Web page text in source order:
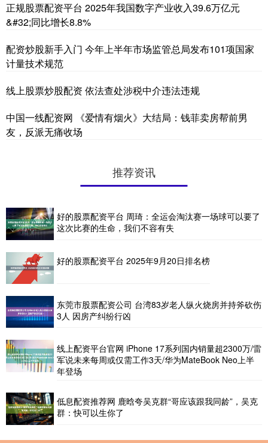
正规股票配资平台 2025年我国数字产业收入39.6万亿元
&#32;同比增长8.8%
配资炒股新手入门 今年上半年市场监管总局发布101项国家
计量技术规范
线上股票炒股配资 依法查处涉税中介违法违规
中国一线配资网 《爱情有烟火》大结局：钱菲卖房帮前男
友，反派无痛收场
推荐资讯
好的股票配资平台 周琦：全运会淘汰赛一场球可以要了
这次比赛的生命，我们不容有失
好的股票配资平台 2025年9月20日排名榜
东莞市股票配资公司 台湾83岁老人纵火烧房并持斧砍伤
3人 因房产纠纷行凶
线上配资平台官网 iPhone 17系列国内销量超2300万/雷
军说未来每周或仅需工作3天/华为MateBook Neo上半
年登场
低息配资推荐网 鹿晗夸吴克群“哥应该跟我同龄”，吴克
群：快可以生你了